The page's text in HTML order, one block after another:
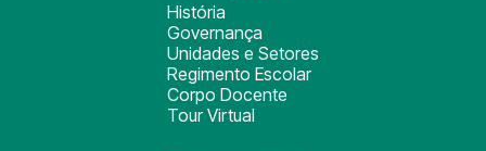
História
Governança
Unidades e Setores
Regimento Escolar
Corpo Docente
Tour Virtual